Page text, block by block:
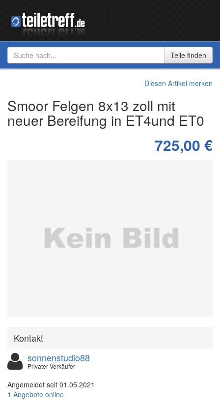
Diesen Artikel merken
Smoor Felgen 8x13 zoll mit
neuer Bereifung in ET4und ET0
725,00 €
Kontakt
sonnenstudio88
Privater Verkäufer
Angemeldet seit 01.05.2021
1 Angebote online